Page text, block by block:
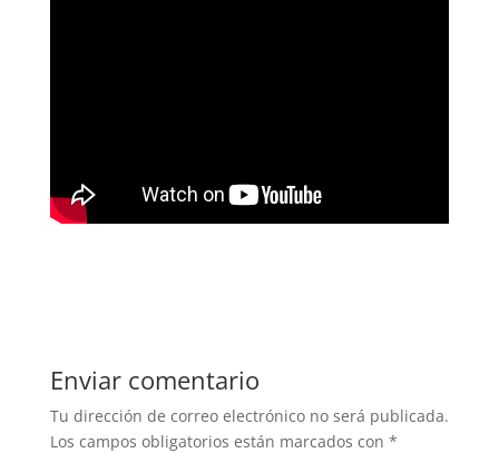
Enviar comentario
Tu dirección de correo electrónico no será publicada.
Los campos obligatorios están marcados con *